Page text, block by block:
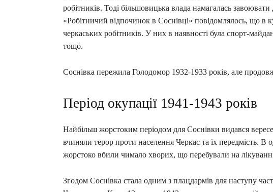
робітників. Тоді більшовицька влада намагалась
«Робітничий відпочинок в Соснівці» повідомлялось, що в
черкаських робітників. У них в наявності була спорт-
тощо.
Соснівка пережила Голодомор 1932-1933 років, але
Період окупації 1941-1943 років
Найбільш жорстоким періодом для Соснівки видався
вчиняли терор проти населення Черкас та їх передмість. В
жорстоко вбили чимало хворих, що перебували на
Згодом Соснівка стала одним з плацдармів для наступу